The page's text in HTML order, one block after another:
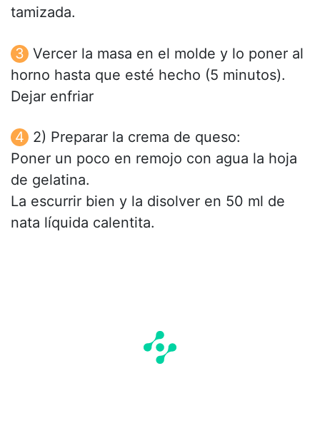
tamizada.
Vercer la masa en el molde y lo poner al
horno hasta que esté hecho (5 minutos).
Dejar enfriar
2) Preparar la crema de queso:
Poner un poco en remojo con agua la hoja
de gelatina.
La escurrir bien y la disolver en 50 ml de
nata líquida calentita.